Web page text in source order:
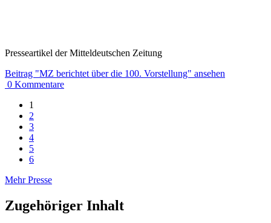
Presseartikel der Mitteldeutschen Zeitung
Beitrag "MZ berichtet über die 100. Vorstellung" ansehen
0 Kommentare
1
2
3
4
5
6
Mehr Presse
Zugehöriger Inhalt